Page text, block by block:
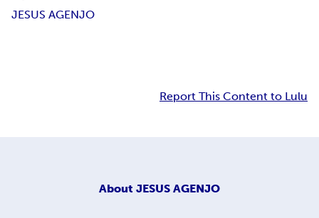
JESUS AGENJO
Report This Content to Lulu
About JESUS AGENJO